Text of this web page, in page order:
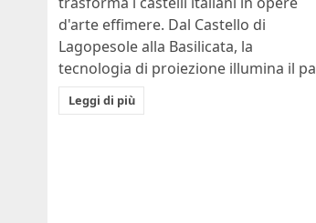
d'arte effimere. Dal Castello di
Lagopesole alla Basilicata, la
tecnologia di proiezione illumina il pa
Leggi di più